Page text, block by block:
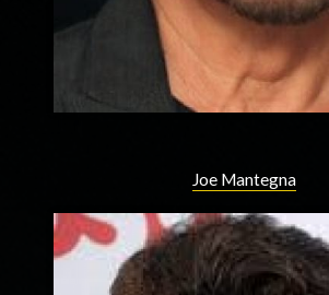
Joe Mantegna